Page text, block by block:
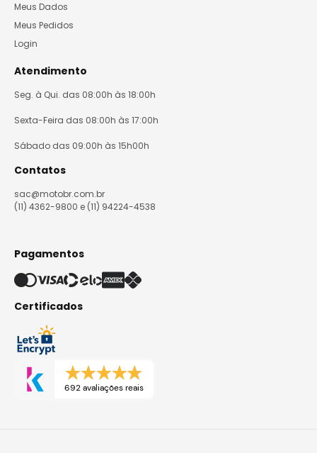
Meus Dados
Meus Pedidos
Login
Atendimento
Seg. à Qui. das 08:00h às 18:00h
Sexta-Feira das 08:00h às 17:00h
Sábado das 09:00h às 15h00h
Contatos
sac@motobr.com.br
(11) 4362-9800 e (11) 94224-4538
Pagamentos
Certificados
692 avaliações reais